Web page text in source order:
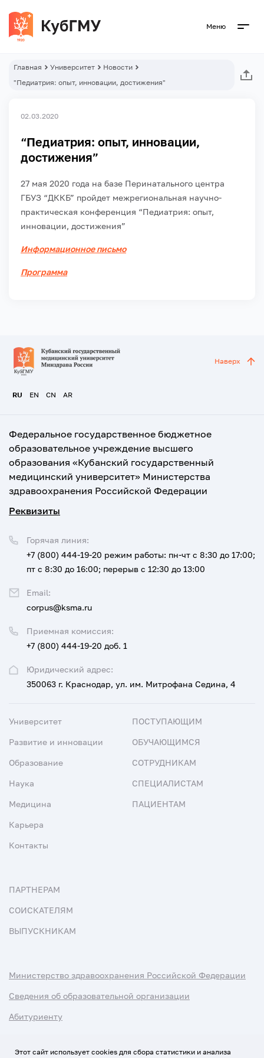
Меню
Главная Университет
Новости
"Педиатрия: опыт, инновации, достижения"
02.03.2020
“Педиатрия: опыт, инновации,
достижения”
27 мая 2020 года на базе Перинатального центра
ГБУЗ “ДККБ” пройдет межрегиональная научно-
практическая конференция “Педиатрия: опыт,
инновации, достижения”
Информационное письмо
Программа
RU EN CN AR
Наверх
Федеральное государственное бюджетное
образовательное учреждение высшего
образования «Кубанский государственный
медицинский университет» Министерства
здравоохранения Российской Федерации
Реквизиты
Юридический адрес:
350063 г. Краснодар, ул. им. Митрофана Седина, 4
Приемная комиссия:
+7 (800) 444-19-20 доб. 1
Горячая линия:
+7 (800) 444-19-20 режим работы: пн-чт с 8:30 до 17:00;
пт с 8:30 до 16:00; перерыв с 12:30 до 13:00
Email:
corpus@ksma.ru
Университет
Развитие и инновации
Образование
Наука
Медицина
Карьера
Контакты
ПОСТУПАЮЩИМ
ОБУЧАЮЩИМСЯ
СОТРУДНИКАМ
СПЕЦИАЛИСТАМ
ПАЦИЕНТАМ
ПАРТНЕРАМ
СОИСКАТЕЛЯМ
ВЫПУСКНИКАМ
Министерство здравоохранения Российской Федерации
Сведения об образовательной организации
Абитуриенту
Этот сайт использует cookies для сбора статистики и анализа